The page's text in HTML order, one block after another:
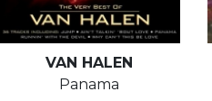
VAN HALEN
Panama